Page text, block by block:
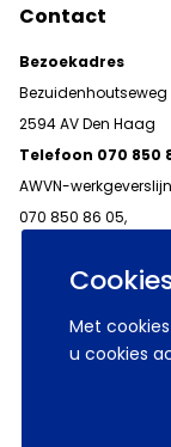
Met
u cookies
Contact
Bezoekadres
Bezuidenhoutseweg
2594 AV Den Haag
Telefoon 070 850
AWVN-
070 850 86 05,
© 2026 AWVN